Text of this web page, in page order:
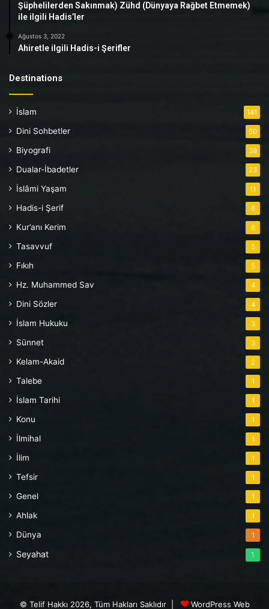
Şüphelilerden Sakınmak) Zühd (Dünyaya Rağbet Etmemek)
ile ilgili Hadis’ler
Ağustos 3, 2022
Ahiretle ilgili Hadis-i Şerifler
Destinations
İslam 141
Dini Sohbetler 50
Biyografi 39
Dualar-İbadetler 23
İslâmi Yaşam 11
Hadis-i Şerif 6
Kur’anı Kerim 6
Tasavvuf 5
Fıkıh 5
Hz. Muhammed Sav 4
Dini Sözler 4
İslam Hukuku 3
Sünnet 3
Kelam-Akaid 2
Talebe 1
İslam Tarihi 1
Konu 1
İlmihal 1
İlim 1
Tefsir 1
Genel 1
Ahlak 1
Dünya 1
Seyahat 1
© Telif Hakkı 2026, Tüm Hakları Saklıdır | WordPress Web